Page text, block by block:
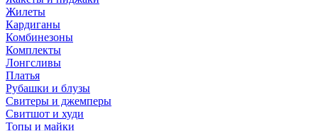
Жилеты
Кардиганы
Комбинезоны
Комплекты
Лонгсливы
Платья
Рубашки и блузы
Свитеры и джемперы
Свитшот и худи
Топы и майки